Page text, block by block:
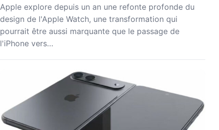
Apple explore depuis un an une refonte profonde du
design de l'Apple Watch, une transformation qui
pourrait être aussi marquante que le passage de
l'iPhone vers…